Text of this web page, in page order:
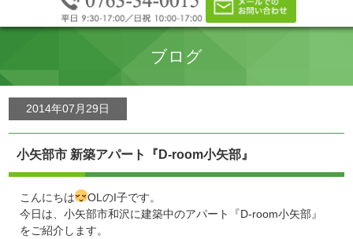
ブログ
2014年07月29日
小矢部市 新築アパート『D-room小矢部』
こんにちは
OLのI子です。
今日は、小矢部市和沢に建築中のアパート『D-room小矢部』
をご紹介します。